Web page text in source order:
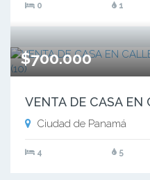
0 1
$700.000
Ciudad de Panamá
4 5